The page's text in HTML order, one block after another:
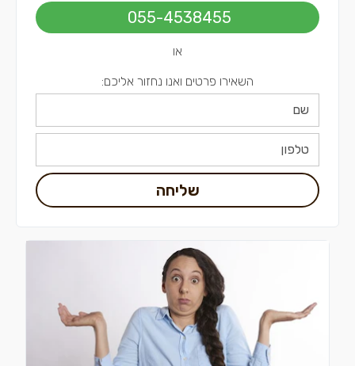
קבלני שיפוצים בתל אביב
055-4538455
או
השאירו פרטים ואנו נחזור אליכם:
שליחה